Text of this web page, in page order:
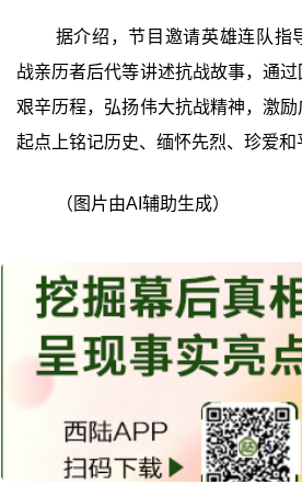
据介绍，节目邀请英雄连队指
战亲历者后代等讲述抗战故事，通
艰辛历程，弘扬伟大抗战精神，激
起点上铭记历史、缅怀先烈、珍爱和
（图片由AI辅助生成）